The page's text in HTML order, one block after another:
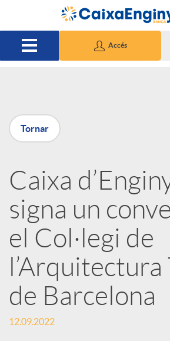
Salta al contingut principal
Accés
P
u
b
l
i
c
Tornar
Caixa
signa un
el Col·legi de
l’Arquitectura
de Barcelona
12.09.2022